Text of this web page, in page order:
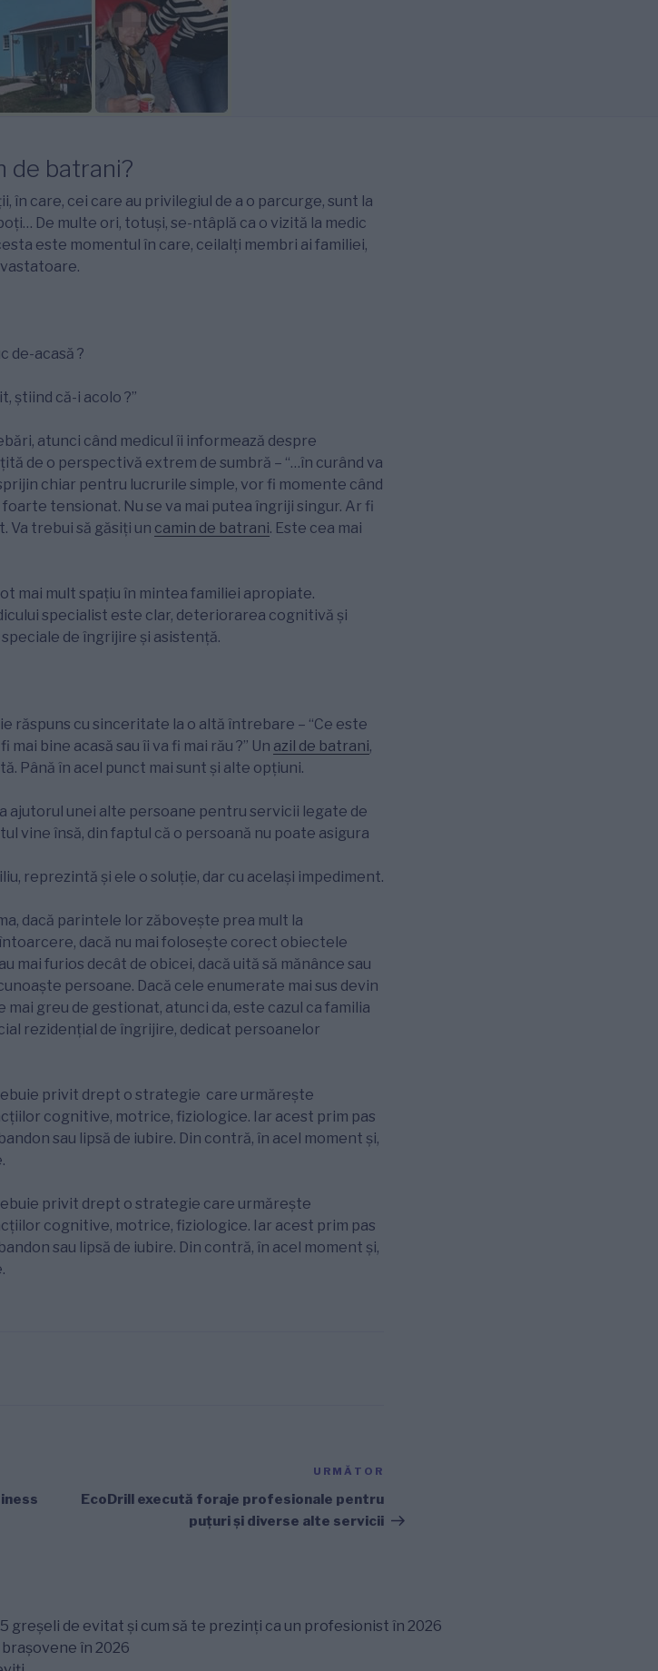
de batrani?
în care, cei care au privilegiul de a o parcurge, sunt la
De multe ori, totuși, se-ntâplă ca o vizită la medic
este momentul în care, ceilalți membri ai familiei,
de-acasă ?
știind că-i acolo ?”
atunci când medicul îi informează despre
de o perspectivă extrem de sumbră – “…în curând va
chiar pentru lucrurile simple, vor fi momente când
tensionat. Nu se va mai putea îngriji singur. Ar fi
Va trebui să găsiți un camin de batrani. Este cea mai
mai mult spațiu în mintea familiei apropiate.
specialist este clar, deteriorarea cognitivă și
de îngrijire și asistență.
răspuns cu sinceritate la o altă întrebare – “Ce este
bine acasă sau îi va fi mai rău ?” Un azil de batrani,
Până în acel punct mai sunt și alte opțiuni.
ajutorul unei alte persoane pentru servicii legate de
vine însă, din faptul că o persoană nu poate asigura
reprezintă și ele o soluție, dar cu același impediment.
dacă parintele lor zăbovește prea mult la
dacă nu mai folosește corect obiectele
mai furios decât de obicei, dacă uită să mănânce sau
persoane. Dacă cele enumerate mai sus devin
greu de gestionat, atunci da, este cazul ca familia
rezidențial de îngrijire, dedicat persoanelor
privit drept o strategie care urmărește
cognitive, motrice, fiziologice. Iar acest prim pas
sau lipsă de iubire. Din contră, în acel moment și,
privit drept o strategie care urmărește
cognitive, motrice, fiziologice. Iar acest prim pas
sau lipsă de iubire. Din contră, în acel moment și,
următor
URMĂTOR
EcoDrill execută foraje profesionale pentru
puțuri și diverse alte servicii
greșeli de evitat și cum să te prezinți ca un profesionist în 2026
în 2026